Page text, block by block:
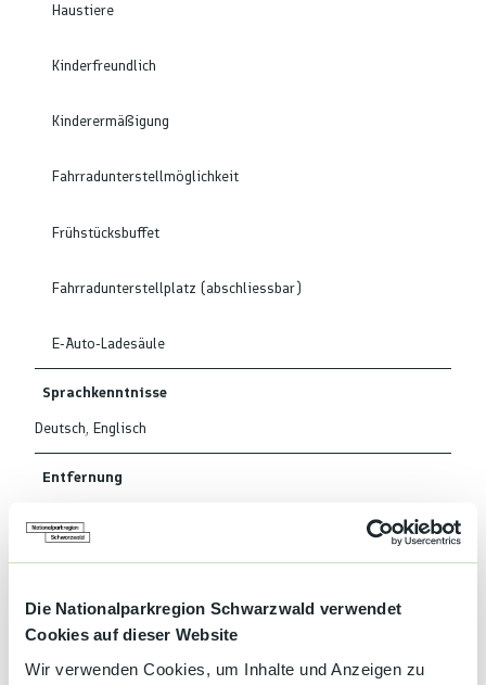
Die Nationalparkregion Schwarzwald verwendet
Cookies auf dieser Website
Wir verwenden Cookies, um Inhalte und Anzeigen zu
Haustiere
Kinderfreundlich
Kinderermäßigung
Fahrradunterstellmöglichkeit
Frühstücksbuffet
Fahrradunterstellplatz (abschliessbar)
E-Auto-Ladesäule
Sprachkenntnisse
Deutsch, Englisch
Entfernung
Entfernung zum See: 10 m
Anzahl Betten
Gesamtzahl der Zimmer
26